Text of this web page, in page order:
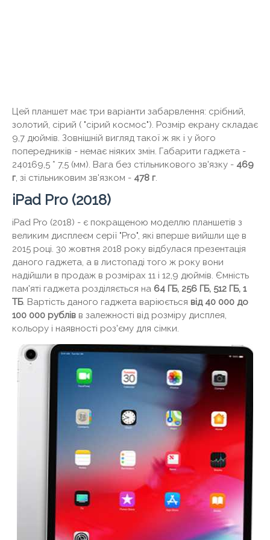
Цей планшет має три варіанти забарвлення: срібний,
золотий, сірий ( "сірий космос"). Розмір екрану складає
9,7 дюймів. Зовнішній вигляд такої ж як і у його
попередників - немає ніяких змін. Габарити гаджета -
240169,5 * 7,5 (мм). Вага без стільникового зв'язку - 469
г, зі стільниковим зв'язком - 478 г.
iPad Pro (2018)
iPad Pro (2018) - є покращеною моделлю планшетів з
великим дисплеєм серії "Pro", які вперше вийшли ще в
2015 році. 30 жовтня 2018 року відбулася презентація
даного гаджета, а в листопаді того ж року вони
надійшли в продаж в розмірах 11 і 12,9 дюймів. Ємність
пам'яті гаджета розділяється на 64 ГБ, 256 ГБ, 512 ГБ, 1
ТБ. Вартість даного гаджета варіюється від 40 000 до
100 000 рублів в залежності від розміру дисплея,
кольору і наявності роз'єму для сімки.